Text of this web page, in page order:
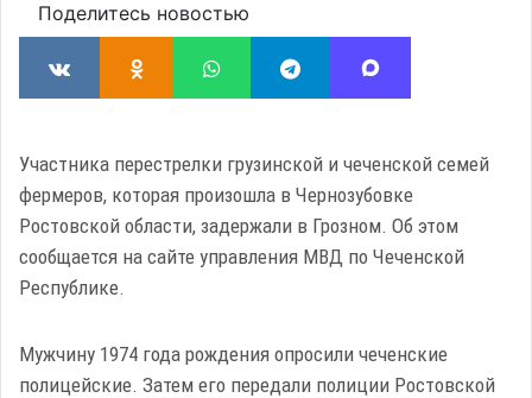
Поделитесь новостью
Участника перестрелки грузинской и чеченской семей
фермеров, которая произошла в Чернозубовке
Ростовской области, задержали в Грозном. Об этом
сообщается на сайте управления МВД по Чеченской
Республике.
Мужчину 1974 года рождения опросили чеченские
полицейские. Затем его передали полиции Ростовской